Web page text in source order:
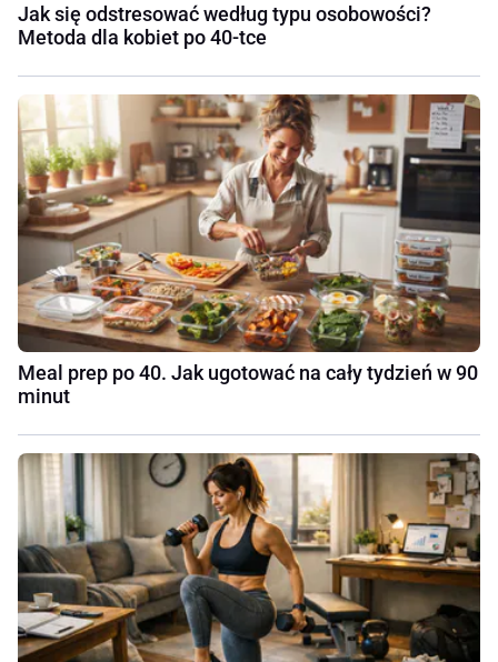
Jak się odstresować według typu osobowości?
Metoda dla kobiet po 40-tce
Meal prep po 40. Jak ugotować na cały tydzień w 90
minut